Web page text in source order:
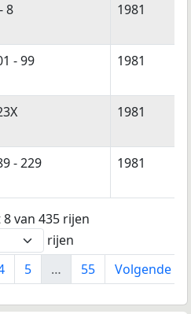
8 1981
- 99 1981
1981
- 229 1981
van 435 rijen
rijen
5 … 55 Volgende